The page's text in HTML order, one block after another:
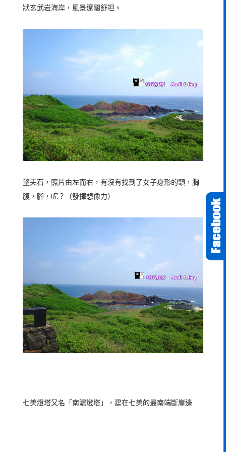
狀玄武岩海岸，風景遼闊舒坦。
望夫石，照片由左而右，有沒有找到了女子身形的頭，胸
腹，腳，呢？（發揮想像力）
七美燈塔又名「南滬燈塔」，建在七美的最南端斷崖邊